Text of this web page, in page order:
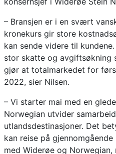
– Bransjen er i en svært
kronekurs gir store
kan sende videre til
stor skatte og avgiftsøkning
gjør at totalmarkedet for
2022, sier Nilsen.
– Vi starter mai med en
Norwegian utvider
utlandsdestinasjoner. Det
kan reise på
med Widerøe og Norwegian,